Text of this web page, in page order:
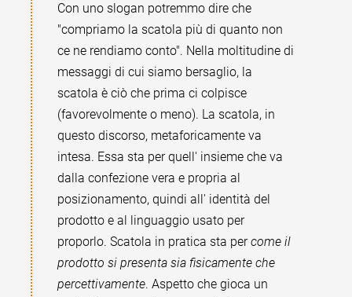
Con uno slogan potremmo dire che
"compriamo la scatola più di quanto non
ce ne rendiamo conto". Nella moltitudine di
messaggi di cui siamo bersaglio, la
scatola è ciò che prima ci colpisce
(favorevolmente o meno). La scatola, in
questo discorso, metaforicamente va
intesa. Essa sta per quell' insieme che va
dalla confezione vera e propria al
posizionamento, quindi all' identità del
prodotto e al linguaggio usato per
proporlo. Scatola in pratica sta percome il
prodotto si presenta sia fisicamente che
percettivamente. Aspetto che gioca un